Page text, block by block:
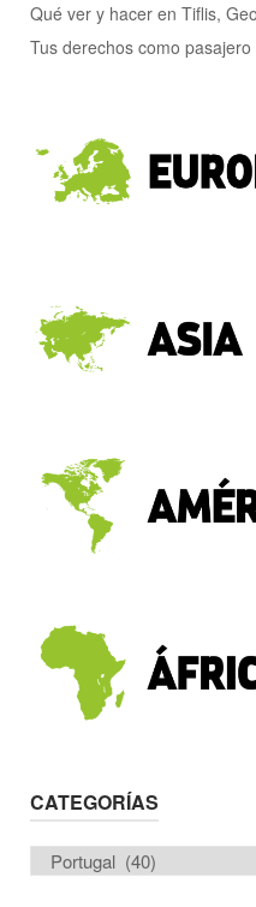
Qué ver y hacer en Tiflis,
Tus derechos como
CATEGORÍAS
Categorías